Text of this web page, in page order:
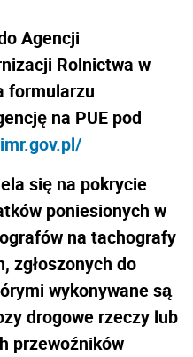
Agencji
Rolnictwa w
formularzu
na PUE pod
się na pokrycie
poniesionych w
na tachografy
zgłoszonych do
wykonywane są
drogowe rzeczy lub
przewoźników